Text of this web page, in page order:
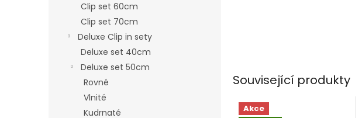
Clip set 60cm
Clip set 70cm
Deluxe Clip in sety
Deluxe set 40cm
Deluxe set 50cm
Rovné
Vlnité
Kudrnaté
Související produkty
Akce